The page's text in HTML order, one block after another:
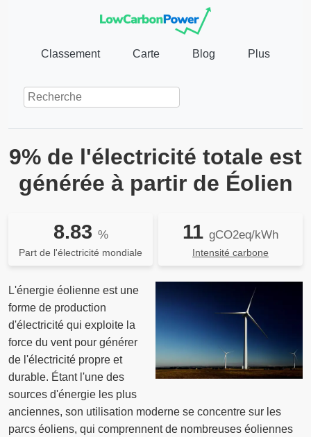
Classement Carte Blog Plus
9% de l'électricité totale est
générée à partir de Éolien
8.83 %
Part de l'électricité mondiale
11 gCO2eq/kWh
Intensité carbone
L'énergie éolienne est une
forme de production
d'électricité qui exploite la
force du vent pour générer
de l'électricité propre et
durable. Étant l'une des
sources d'énergie les plus
anciennes, son utilisation moderne se concentre sur les
parcs éoliens, qui comprennent de nombreuses éoliennes